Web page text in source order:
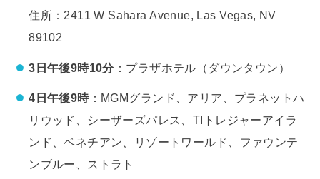
住所：2411 W Sahara Avenue, Las Vegas, NV
89102
3日午後9時10分：プラザホテル（ダウンタウン）
4日午後9時：MGMグランド、アリア、プラネットハ
リウッド、シーザーズパレス、TIトレジャーアイラ
ンド、ベネチアン、リゾートワールド、ファウンテ
ンブルー、ストラト